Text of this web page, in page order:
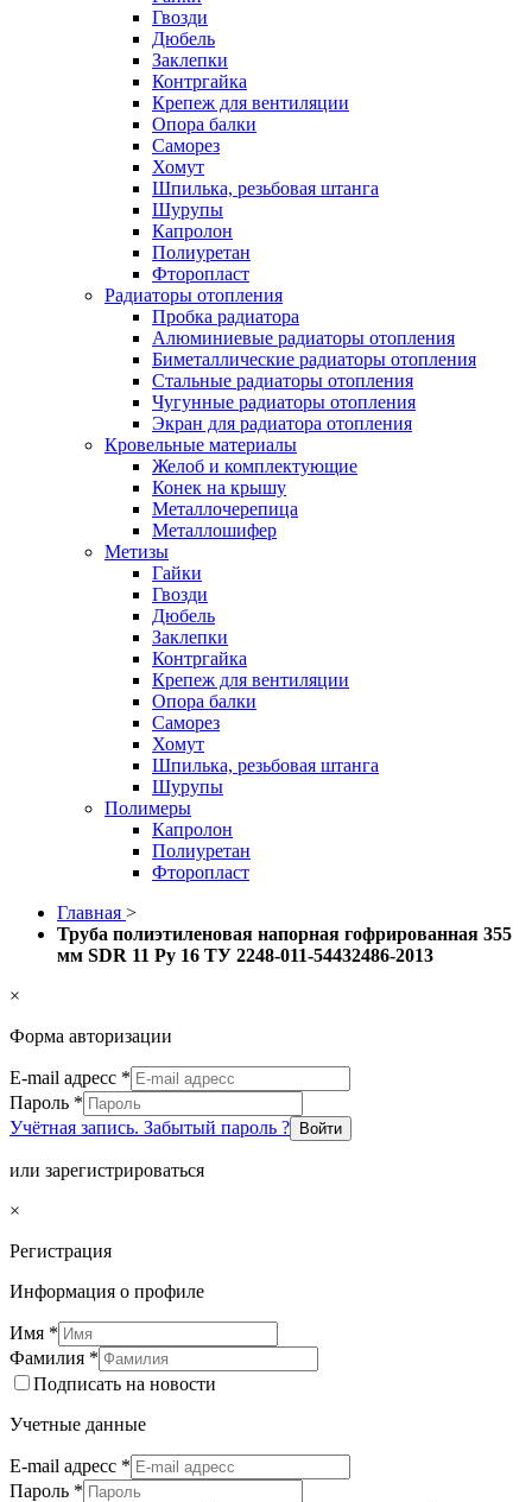
Гвозди
Дюбель
Заклепки
Контргайка
Крепеж для вентиляции
Опора балки
Саморез
Хомут
Шпилька, резьбовая штанга
Шурупы
Капролон
Полиуретан
Фторопласт
Радиаторы отопления
Пробка радиатора
Алюминиевые радиаторы отопления
Биметаллические радиаторы отопления
Стальные радиаторы отопления
Чугунные радиаторы отопления
Экран для радиатора отопления
Кровельные материалы
Желоб и комплектующие
Конек на крышу
Металлочерепица
Металлошифер
Метизы
Гайки
Гвозди
Дюбель
Заклепки
Контргайка
Крепеж для вентиляции
Опора балки
Саморез
Хомут
Шпилька, резьбовая штанга
Шурупы
Полимеры
Капролон
Полиуретан
Фторопласт
Главная >
Труба полиэтиленовая напорная гофрированная 355
мм SDR 11 Ру 16 ТУ 2248-011-54432486-2013
×
Форма авторизации
E-mail адресс *
Пароль *
Учётная запись. Забытый пароль ?
Войти
или зарегистрироваться
×
Регистрация
Информация о профиле
Имя *
Фамилия *
Подписать на новости
Учетные данные
E-mail адресс *
Пароль *